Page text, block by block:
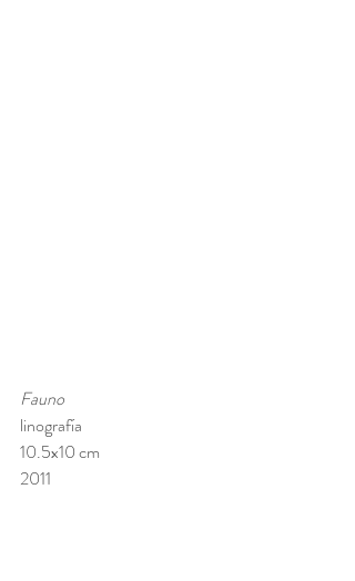
Fauno
linografía
10.5x10 cm
2011